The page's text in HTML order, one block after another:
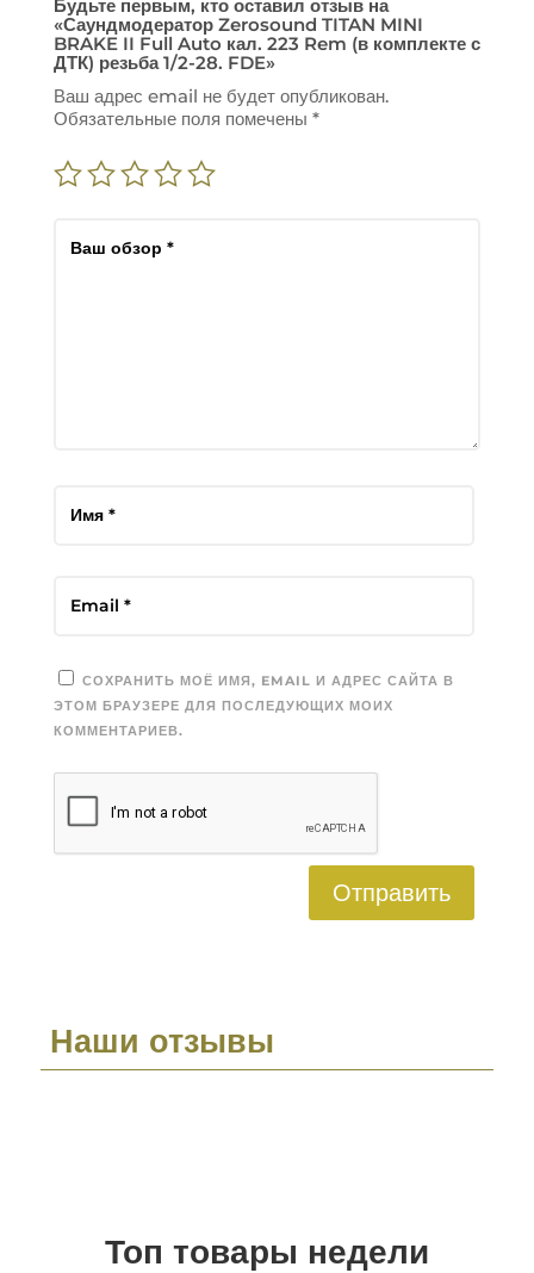
Будьте первым, кто оставил отзыв на
«Саундмодератор Zerosound TITAN MINI
BRAKE II Full Auto кал. 223 Rem (в комплекте с
ДТК) резьба 1/2-28. FDE»
Ваш адрес email не будет опубликован.
Обязательные поля помечены *
СОХРАНИТЬ МОЁ ИМЯ, EMAIL И АДРЕС САЙТА В
ЭТОМ БРАУЗЕРЕ ДЛЯ ПОСЛЕДУЮЩИХ МОИХ
КОММЕНТАРИЕВ.
Отправить
Наши отзывы
Топ товары недели